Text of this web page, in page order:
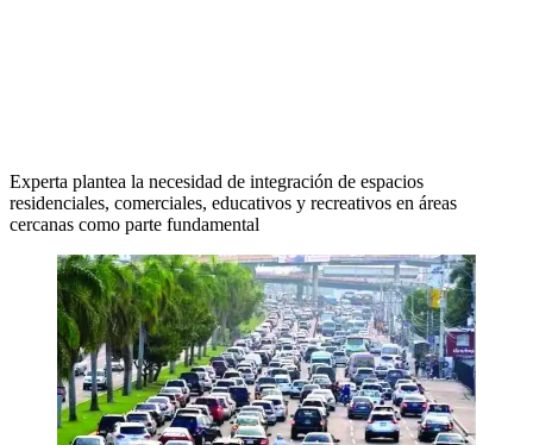
Experta plantea la necesidad de integración de espacios
residenciales, comerciales, educativos y recreativos en áreas
cercanas como parte fundamental